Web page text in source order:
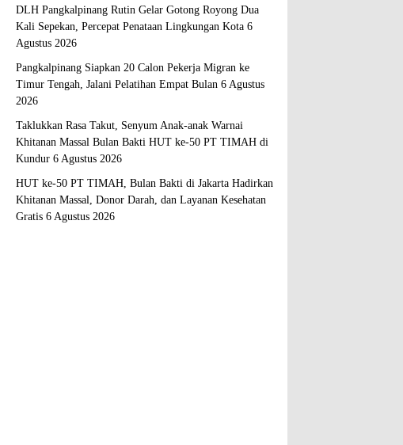
DLH Pangkalpinang Rutin Gelar Gotong Royong Dua
Kali Sepekan, Percepat Penataan Lingkungan Kota 6
Agustus 2026
Pangkalpinang Siapkan 20 Calon Pekerja Migran ke
Timur Tengah, Jalani Pelatihan Empat Bulan 6 Agustus
2026
Taklukkan Rasa Takut, Senyum Anak-anak Warnai
Khitanan Massal Bulan Bakti HUT ke-50 PT TIMAH di
Kundur 6 Agustus 2026
HUT ke-50 PT TIMAH, Bulan Bakti di Jakarta Hadirkan
Khitanan Massal, Donor Darah, dan Layanan Kesehatan
Gratis 6 Agustus 2026